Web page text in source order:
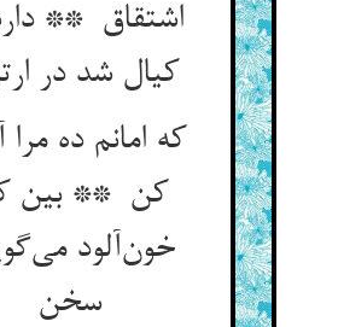
اشتقاق **
کیال شد در ارتزاق
که امانم ده مرا
کن ** بین
خون‌آلود
سخن